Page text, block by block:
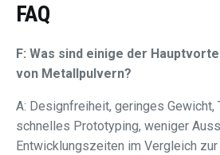
FAQ
F: Was sind einige der
von Metallpulvern?
A: Designfreiheit, geringes Gewicht,
schnelles Prototyping, weniger
Entwicklungszeiten im Vergleich